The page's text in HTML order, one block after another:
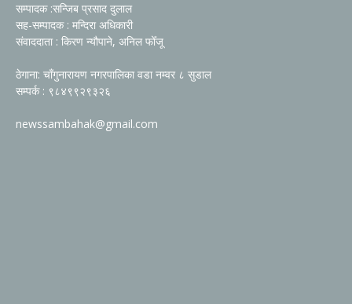
सम्पादक :सन्जिब प्रसाद दुलाल
सह-सम्पादक : मन्दिरा अधिकारी
संवाददाता : किरण न्यौपाने, अनिल फोँजू
ठेगाना: चाँगुनारायण नगरपालिका वडा नम्वर ८ सुडाल
सम्पर्क : ९८४९९२९३२६
newssambahak@gmail.com